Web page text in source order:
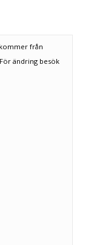
från
ändring besök